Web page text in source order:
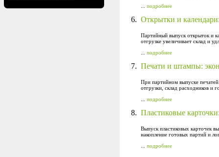
подробнее
6. Открытки и
Партийный выпуск открыток и
отгрузке увеличивает склад и
подробнее
7. Печати и штампы:
При партийном выпуске
отгрузки, склад расходников и
подробнее
8. Пластиковые
Выпуск пластиковых карточек
накопление готовых партий и
подробнее